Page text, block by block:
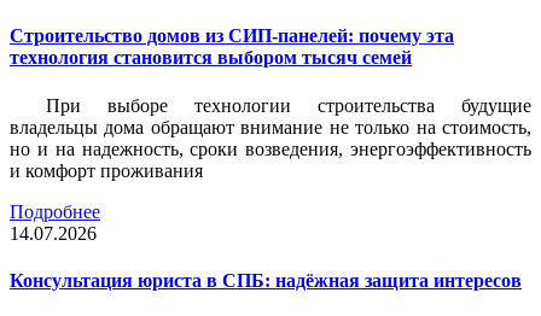
Строительство домов из СИП-панелей: почему эта
технология становится выбором тысяч семей
При выборе технологии строительства будущие
владельцы дома обращают внимание не только на стоимость,
но и на надежность, сроки возведения, энергоэффективность
и комфорт проживания
Подробнее
14.07.2026
Консультация юриста в СПБ: надёжная защита интересов